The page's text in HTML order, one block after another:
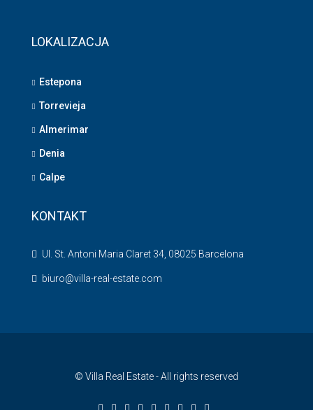
LOKALIZACJA
Estepona
Torrevieja
Almerimar
Denia
Calpe
KONTAKT
Ul. St. Antoni Maria Claret 34, 08025 Barcelona
biuro@villa-real-estate.com
© Villa Real Estate - All rights reserved